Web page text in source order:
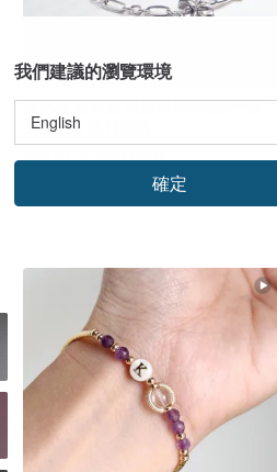
鳶尾花 雙魚座 星座花 925純銀手鍊
女生手鍊 生日禮物
ART64 六四設計銀飾
我們建議的瀏覽環境
確定